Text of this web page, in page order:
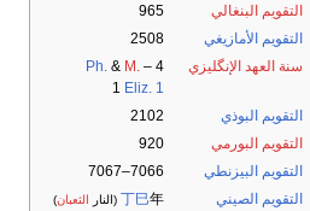
التقويم البنغالي
965
التقويم الأمازيغي
2508
سنة العهد الإنگليزي
4
Ph. & M. –
1 Eliz. 1
التقويم البوذي
2102
التقويم البورمي
920
التقويم البيزنطي
7066–7067
التقويم الصيني
丁巳年 (النار الثعبان)